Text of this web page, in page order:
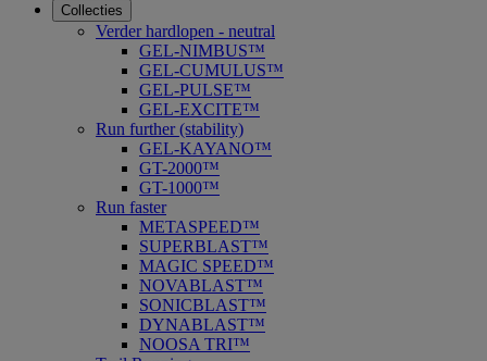
Collecties
Verder hardlopen - neutral
GEL-NIMBUS™
GEL-CUMULUS™
GEL-PULSE™
GEL-EXCITE™
Run further (stability)
GEL-KAYANO™
GT-2000™
GT-1000™
Run faster
METASPEED™
SUPERBLAST™
MAGIC SPEED™
NOVABLAST™
SONICBLAST™
DYNABLAST™
NOOSA TRI™